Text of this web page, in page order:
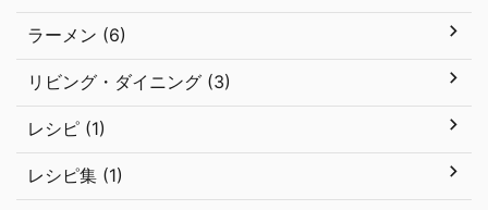
ラーメン (6)
リビング・ダイニング (3)
レシピ (1)
レシピ集 (1)